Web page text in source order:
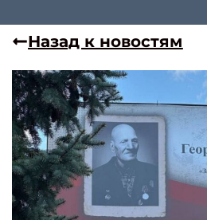
Назад к новостям